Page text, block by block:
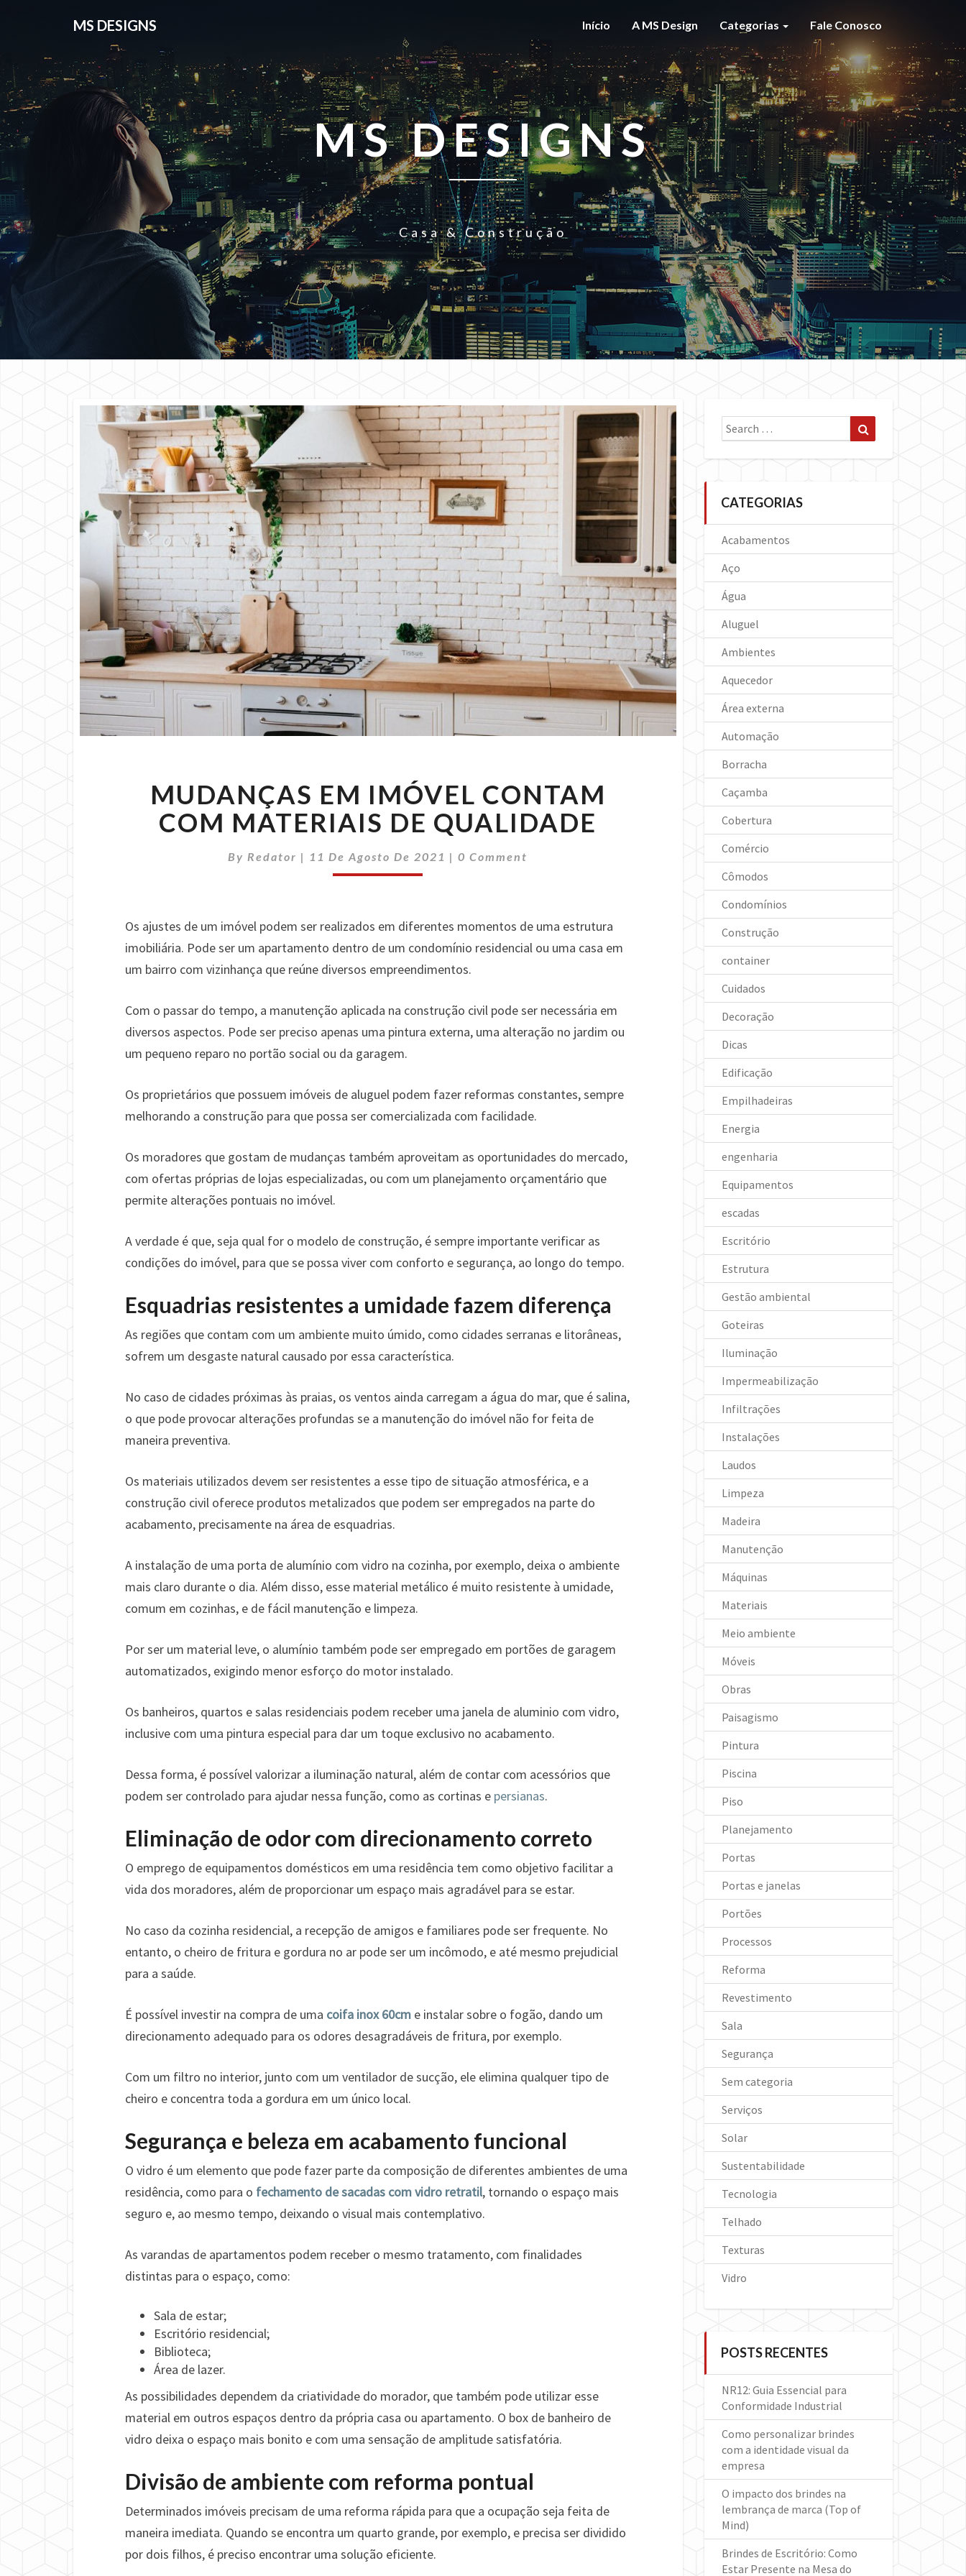
MS DESIGNS Início A MS Design Categorias Fale Conosco
MS DESIGNS
Casa & Construção
EM
IMÓVEL
CONTAM
MATERIAIS
MUDANÇAS EM IMÓVEL CONTAM
COM MATERIAIS DE QUALIDADE
By Redator | 11 De Agosto De 2021 |Comments
0 Comment
Os ajustes de um imóvel podem ser realizados em diferentes momentos de uma estrutura
imobiliária. Pode ser um apartamento dentro de um condomínio residencial ou uma casa em
um bairro com vizinhança que reúne diversos empreendimentos.
Com o passar do tempo, a manutenção aplicada na construção civil pode ser necessária em
diversos aspectos. Pode ser preciso apenas uma pintura externa, uma alteração no jardim ou
um pequeno reparo no portão social ou da garagem.
Os proprietários que possuem imóveis de aluguel podem fazer reformas constantes, sempre
melhorando a construção para que possa ser comercializada com facilidade.
Os moradores que gostam de mudanças também aproveitam as oportunidades do mercado,
com ofertas próprias de lojas especializadas, ou com um planejamento orçamentário que
permite alterações pontuais no imóvel.
A verdade é que, seja qual for o modelo de construção, é sempre importante verificar as
condições do imóvel, para que se possa viver com conforto e segurança, ao longo do tempo.
Esquadrias resistentes a umidade fazem diferença
As regiões que contam com um ambiente muito úmido, como cidades serranas e litorâneas,
sofrem um desgaste natural causado por essa característica.
No caso de cidades próximas às praias, os ventos ainda carregam a água do mar, que é salina,
o que pode provocar alterações profundas se a manutenção do imóvel não for feita de
maneira preventiva.
Os materiais utilizados devem ser resistentes a esse tipo de situação atmosférica, e a
construção civil oferece produtos metalizados que podem ser empregados na parte do
acabamento, precisamente na área de esquadrias.
A instalação de uma porta de alumínio com vidro na cozinha, por exemplo, deixa o ambiente
mais claro durante o dia. Além disso, esse material metálico é muito resistente à umidade,
comum em cozinhas, e de fácil manutenção e limpeza.
Por ser um material leve, o alumínio também pode ser empregado em portões de garagem
automatizados, exigindo menor esforço do motor instalado.
Os banheiros, quartos e salas residenciais podem receber uma janela de aluminio com vidro,
inclusive com uma pintura especial para dar um toque exclusivo no acabamento.
Dessa forma, é possível valorizar a iluminação natural, além de contar com acessórios que
podem ser controlado para ajudar nessa função, como as cortinas e persianas.
Eliminação de odor com direcionamento correto
O emprego de equipamentos domésticos em uma residência tem como objetivo facilitar a
vida dos moradores, além de proporcionar um espaço mais agradável para se estar.
No caso da cozinha residencial, a recepção de amigos e familiares pode ser frequente. No
entanto, o cheiro de fritura e gordura no ar pode ser um incômodo, e até mesmo prejudicial
para a saúde.
É possível investir na compra de uma coifa inox 60cm e instalar sobre o fogão, dando um
direcionamento adequado para os odores desagradáveis de fritura, por exemplo.
Com um filtro no interior, junto com um ventilador de sucção, ele elimina qualquer tipo de
cheiro e concentra toda a gordura em um único local.
Segurança e beleza em acabamento funcional
O vidro é um elemento que pode fazer parte da composição de diferentes ambientes de uma
residência, como para o fechamento de sacadas com vidro retratil, tornando o espaço mais
seguro e, ao mesmo tempo, deixando o visual mais contemplativo.
As varandas de apartamentos podem receber o mesmo tratamento, com finalidades
distintas para o espaço, como:
Sala de estar;
Escritório residencial;
Biblioteca;
Área de lazer.
As possibilidades dependem da criatividade do morador, que também pode utilizar esse
material em outros espaços dentro da própria casa ou apartamento. O box de banheiro de
vidro deixa o espaço mais bonito e com uma sensação de amplitude satisfatória.
Divisão de ambiente com reforma pontual
Determinados imóveis precisam de uma reforma rápida para que a ocupação seja feita de
maneira imediata. Quando se encontra um quarto grande, por exemplo, e precisa ser dividido
por dois filhos, é preciso encontrar uma solução eficiente.
Search
for:
CATEGORIAS
Acabamentos
Aço
Água
Aluguel
Ambientes
Aquecedor
Área externa
Automação
Borracha
Caçamba
Cobertura
Comércio
Cômodos
Condomínios
Construção
container
Cuidados
Decoração
Dicas
Edificação
Empilhadeiras
Energia
engenharia
Equipamentos
escadas
Escritório
Estrutura
Gestão ambiental
Goteiras
Iluminação
Impermeabilização
Infiltrações
Instalações
Laudos
Limpeza
Madeira
Manutenção
Máquinas
Materiais
Meio ambiente
Móveis
Obras
Paisagismo
Pintura
Piscina
Piso
Planejamento
Portas
Portas e janelas
Portões
Processos
Reforma
Revestimento
Sala
Segurança
Sem categoria
Serviços
Solar
Sustentabilidade
Tecnologia
Telhado
Texturas
Vidro
POSTS RECENTES
NR12: Guia Essencial para
Conformidade Industrial
Como personalizar brindes
com a identidade visual da
empresa
O impacto dos brindes na
lembrança de marca (Top of
Mind)
Brindes de Escritório: Como
Estar Presente na Mesa do